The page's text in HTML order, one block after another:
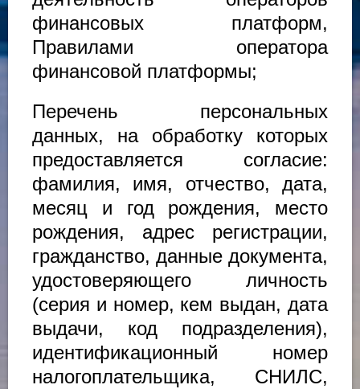
финансовых платформ,
Правилами оператора
финансовой платформы;
Перечень персональных
данных, на обработку которых
предоставляется согласие:
фамилия, имя, отчество, дата,
месяц и год рождения, место
рождения, адрес регистрации,
гражданство, данные документа,
удостоверяющего личность
(серия и номер, кем выдан, дата
выдачи, код подразделения),
идентификационный номер
налогоплательщика, СНИЛС,